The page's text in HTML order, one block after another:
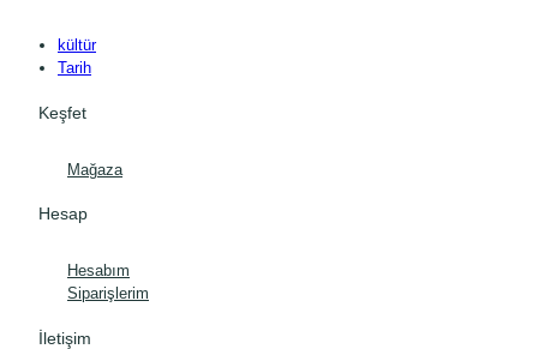
kültür
Tarih
Keşfet
Mağaza
Hesap
Hesabım
Siparişlerim
İletişim